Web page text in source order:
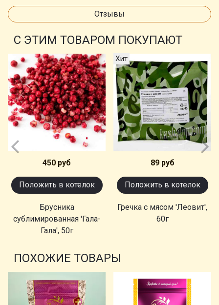
Отзывы
С ЭТИМ ТОВАРОМ ПОКУПАЮТ
450 руб
Положить в котелок
Брусника
сублимированная 'Гала-
Гала', 50г
Хит
89 руб
Положить в котелок
Гречка с мясом 'Леовит',
60г
ПОХОЖИЕ ТОВАРЫ